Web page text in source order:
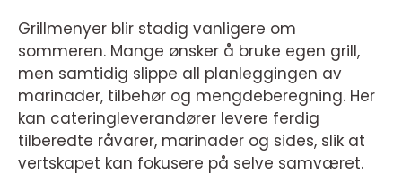
Grillmenyer blir stadig vanligere om
sommeren. Mange ønsker å bruke egen grill,
men samtidig slippe all planleggingen av
marinader, tilbehør og mengdeberegning. Her
kan cateringleverandører levere ferdig
tilberedte råvarer, marinader og sides, slik at
vertskapet kan fokusere på selve samværet.